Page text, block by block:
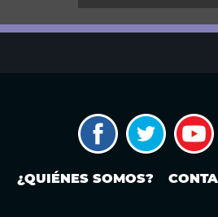
Reconquista
MODO
¿Occidente
carrera por
¿QUIÉNES SOMOS?